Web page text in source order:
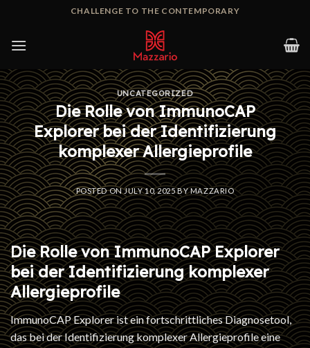
content
CHALLENGE TO THE CONTEMPORARY
UNCATEGORIZED
Die Rolle von ImmunoCAP
Explorer bei der Identifizierung
komplexer Allergieprofile
POSTED ONJULY 10, 2025BYMAZZARIO
Die Rolle von ImmunoCAP Explorer
bei der Identifizierung komplexer
Allergieprofile
ImmunoCAP Explorer ist ein fortschrittliches Diagnosetool,
das bei der Identifizierung komplexer Allergieprofile eine